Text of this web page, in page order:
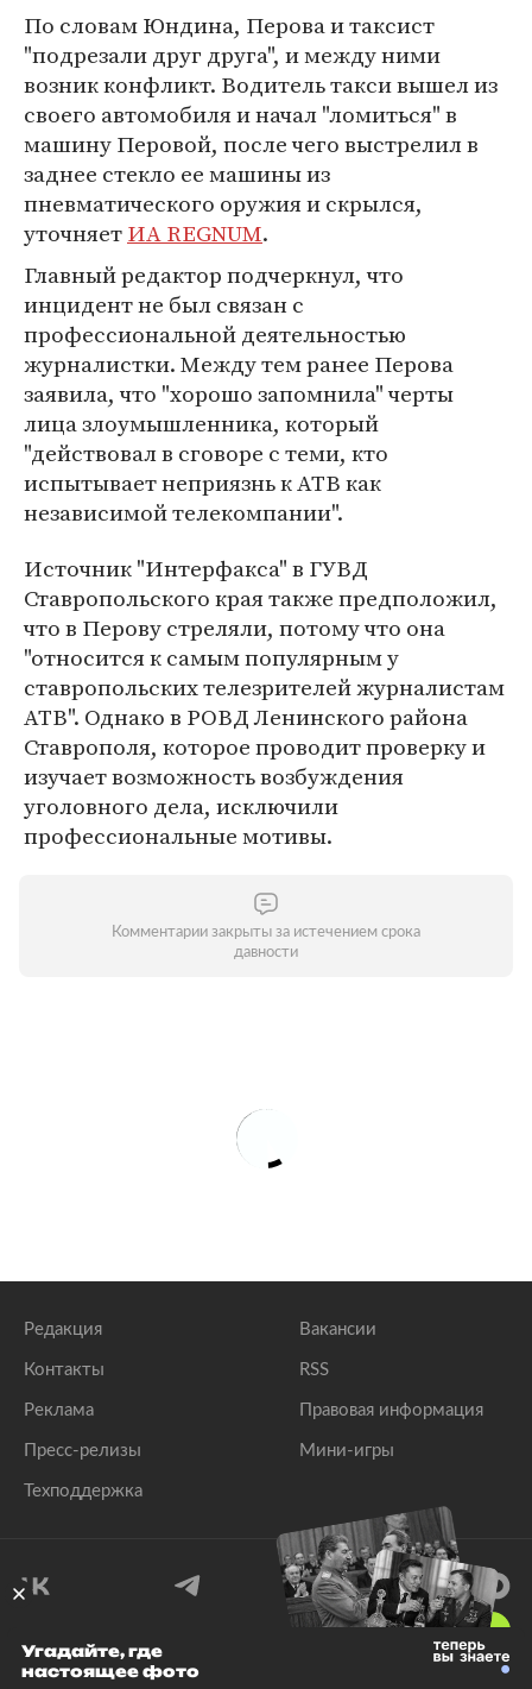
По словам Юндина, Перова и таксист
"подрезали друг друга", и между ними
возник конфликт. Водитель такси вышел из
своего автомобиля и начал "ломиться" в
машину Перовой, после чего выстрелил в
заднее стекло ее машины из
пневматического оружия и скрылся,
уточняетИА REGNUM.
Главный редактор подчеркнул, что
инцидент не был связан с
профессиональной деятельностью
журналистки. Между тем ранее Перова
заявила, что "хорошо запомнила" черты
лица злоумышленника, который
"действовал в сговоре с теми, кто
испытывает неприязнь к АТВ как
независимой телекомпании".
Источник "Интерфакса" в ГУВД
Ставропольского края также предположил,
что в Перову стреляли, потому что она
"относится к самым популярным у
ставропольских телезрителей журналистам
АТВ". Однако в РОВД Ленинского района
Ставрополя, которое проводит проверку и
изучает возможность возбуждения
уголовного дела, исключили
профессиональные мотивы.
Комментарии закрыты за истечением срока
давности
Редакция
Контакты
Реклама
Пресс-релизы
Техподдержка
Вакансии
RSS
Правовая информация
Мини-игры
© 1999–2026 Все права защищены.
Угадайте, где
настоящее фото